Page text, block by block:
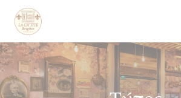
Πίνακας διαχείρισης "Μπισκότων" (Cookies)